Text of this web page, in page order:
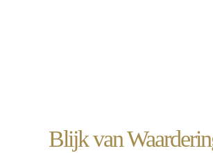
Blijk van